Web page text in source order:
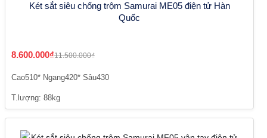
Két sắt siêu chống trộm Samurai ME05 điện tử Hàn
Quốc
8.600.000₫11.500.000₫
Cao510* Ngang420* Sâu430
T.lượng: 88kg